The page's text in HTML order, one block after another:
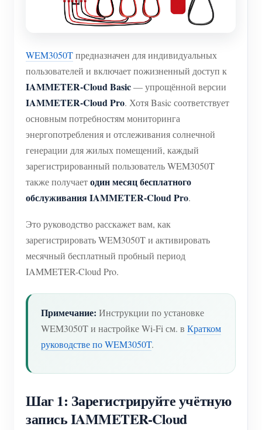
WEM3050Tпредназначен для индивидуальных
пользователей и включает пожизненный доступ к
IAMMETER-Cloud Basic— упрощённой версии
IAMMETER-Cloud Pro. Хотя Basic соответствует
основным потребностям мониторинга
энергопотребления и отслеживания солнечной
генерации для жилых помещений, каждый
зарегистрированный пользователь WEM3050T
также получаетодин месяц бесплатного
обслуживания IAMMETER-Cloud Pro.
Это руководство расскажет вам, как
зарегистрировать WEM3050T и активировать
месячный бесплатный пробный период
IAMMETER-Cloud Pro.
Примечание: Инструкции по установке
WEM3050T и настройке Wi-Fi см. в Кратком
руководстве по WEM3050T.
Шаг 1: Зарегистрируйте учётную
запись IAMMETER-Cloud